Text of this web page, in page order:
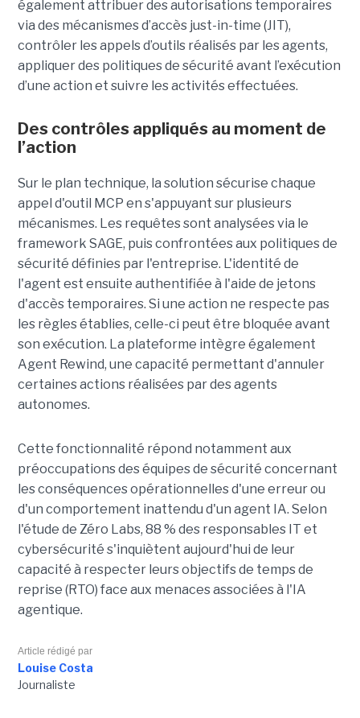
également attribuer des autorisations temporaires
via des mécanismes d’accès just-in-time (JIT),
contrôler les appels d’outils réalisés par les agents,
appliquer des politiques de sécurité avant l’exécution
d’une action et suivre les activités effectuées.
Des contrôles appliqués au moment de
l’action
Sur le plan technique, la solution sécurise chaque
appel d'outil MCP en s'appuyant sur plusieurs
mécanismes. Les requêtes sont analysées via le
framework SAGE, puis confrontées aux politiques de
sécurité définies par l'entreprise. L'identité de
l'agent est ensuite authentifiée à l'aide de jetons
d'accès temporaires. Si une action ne respecte pas
les règles établies, celle-ci peut être bloquée avant
son exécution. La plateforme intègre également
Agent Rewind, une capacité permettant d'annuler
certaines actions réalisées par des agents
autonomes.
Cette fonctionnalité répond notamment aux
préoccupations des équipes de sécurité concernant
les conséquences opérationnelles d'une erreur ou
d'un comportement inattendu d'un agent IA. Selon
l'étude de Zéro Labs, 88 % des responsables IT et
cybersécurité s'inquiètent aujourd'hui de leur
capacité à respecter leurs objectifs de temps de
reprise (RTO) face aux menaces associées à l'IA
agentique.
Article rédigé par
Louise Costa
Journaliste